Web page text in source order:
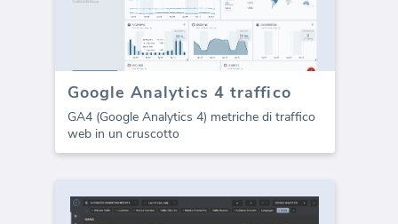
Google Analytics 4 traffico
GA4 (Google Analytics 4) metriche di traffico
web in un cruscotto